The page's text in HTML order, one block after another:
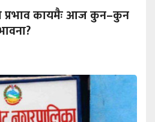
प्रभाव कायमैः आज कुन–कुन